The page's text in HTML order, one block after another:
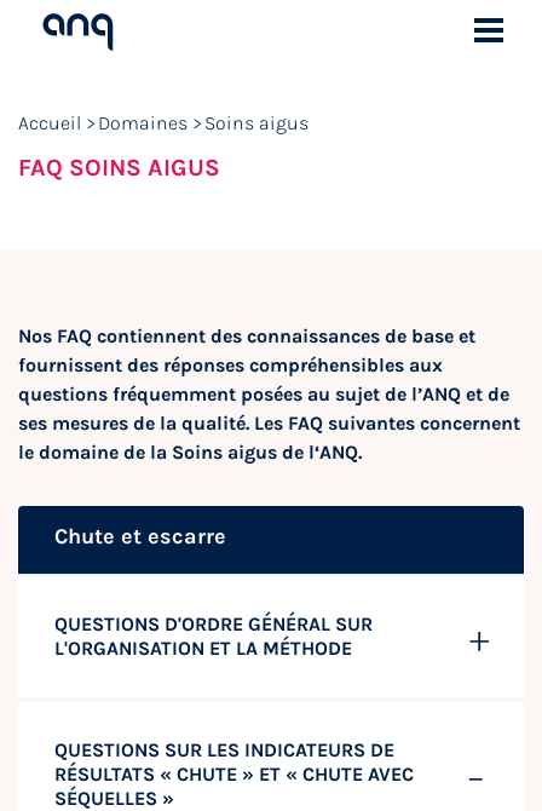
Accueil Domaines Soins aigus
FAQ SOINS AIGUS
Nos FAQ contiennent des connaissances de base et
fournissent des réponses compréhensibles aux
questions fréquemment posées au sujet de l’ANQ et de
ses mesures de la qualité. Les FAQ suivantes concernent
le domaine de la Soins aigus de l‘ANQ.
Chute et escarre
QUESTIONS D'ORDRE GÉNÉRAL SUR
L'ORGANISATION ET LA MÉTHODE
QUESTIONS SUR LES INDICATEURS DE
RÉSULTATS « CHUTE » ET « CHUTE AVEC
SÉQUELLES »